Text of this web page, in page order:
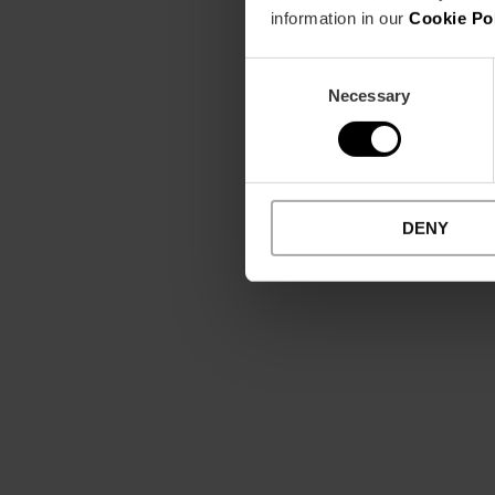
information in our Cookie
Necessary
DENY